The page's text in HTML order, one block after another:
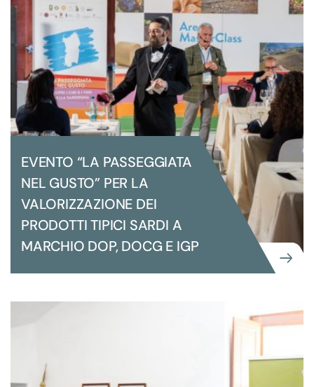
LA PREVENZIONE
EVENTO “LA PASSEGGIATA
NEL GUSTO” PER LA
VALORIZZAZIONE DEI
PRODOTTI TIPICI SARDI A
MARCHIO DOP, DOCG E IGP
COMUNICAZIONE
GUSTO” PER LA VALORIZZAZIONE DEI